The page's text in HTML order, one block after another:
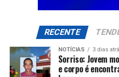
RECENTE
NOTÍCIAS 3 dias
Sorriso: Jovem
e corpo é